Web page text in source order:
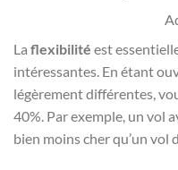
La flexibilité est
intéressantes. En étant
légèrement différentes,
40%. Par exemple, un vol
bien moins cher qu’un vol